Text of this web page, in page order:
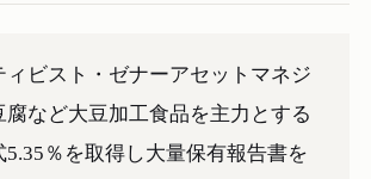
ィビスト・ゼナーアセットマネジ
腐など大豆加工食品を主力とする
％を取得し大量保有報告書を